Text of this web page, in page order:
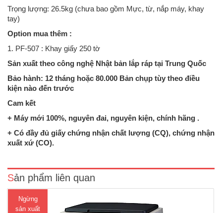
Trọng lượng: 26.5kg (chưa bao gồm Mực, từ, nắp máy, khay
tay)
Option mua thêm :
1. PF-507 : Khay giấy 250 tờ
Sản xuất theo công nghệ Nhật bản lắp ráp tại Trung Quốc
Bảo hành: 12 tháng hoặc 80.000 Bản chụp tùy theo điều
kiện nào đến trước
Cam kết
+ Máy mới 100%, nguyên đai, nguyên kiện, chính hãng .
+ Có đầy đủ giấy chứng nhận chất lượng (CQ), chứng nhận
xuất xứ (CO).
Sản phẩm liên quan
Ngừng
sản xuất
Konica Minolta thông báo về việc đưa ra thị trường sản phẩm mới Máy
Photocopy Konica Minolta bizhub 185/165, thiết bị đa chức năng 3-in-
1 gọn nhẹ, đáp ứng nhu cầu rộng rãi nhu cầu về In, Copy và Scan với